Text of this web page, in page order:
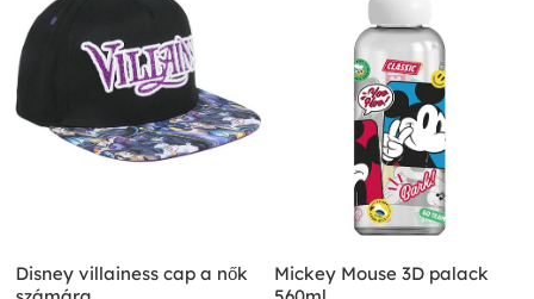
Disney villainess cap a nők
Mickey Mouse 3D palack